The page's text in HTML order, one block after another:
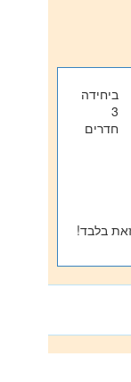
ביחידה
3
חדרים
בלבד!